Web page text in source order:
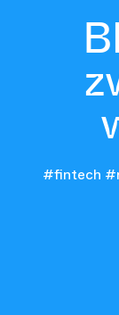
#fintech